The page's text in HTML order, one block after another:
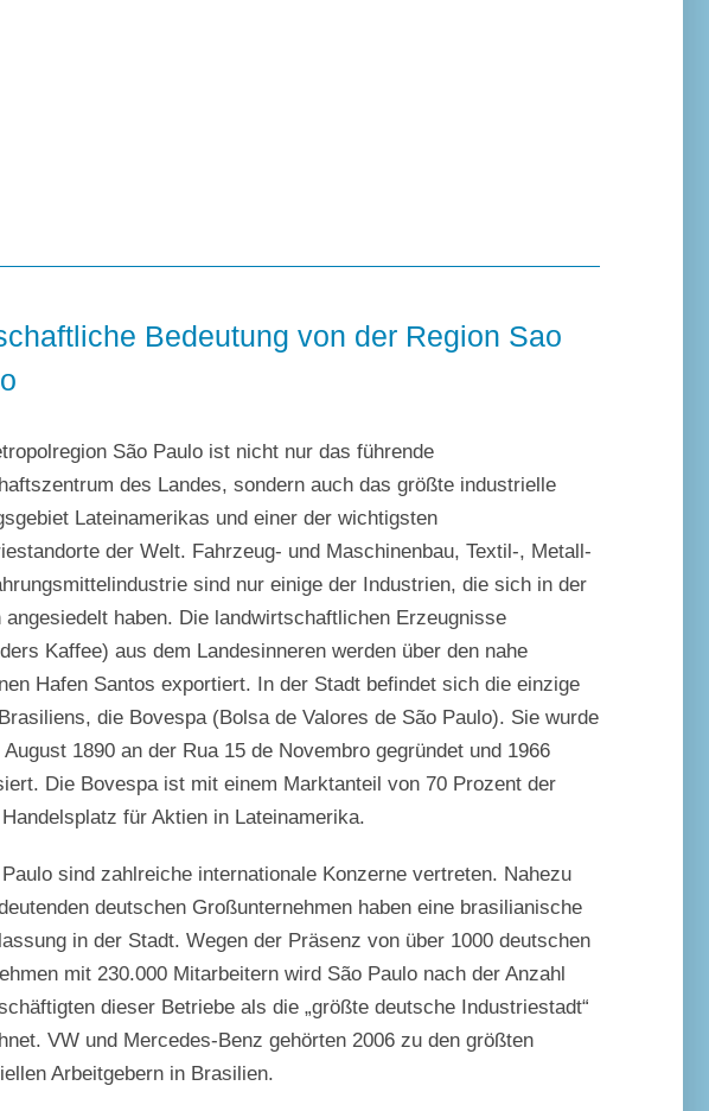
Bedeutung von der Region Sao
São Paulo ist nicht nur das führende
des Landes, sondern auch das größte industrielle
Lateinamerikas und einer der wichtigsten
der Welt. Fahrzeug- und Maschinenbau, Textil-, Metall-
sind nur einige der Industrien, die sich in der
angesiedelt haben. Die landwirtschaftlichen Erzeugnisse
Kaffee) aus dem Landesinneren werden über den nahe
Hafen Santos exportiert. In der Stadt befindet sich die einzige
die Bovespa (Bolsa de Valores de São Paulo). Sie wurde
August 1890 an der Rua 15 de Novembro gegründet und 1966
Die Bovespa ist mit einem Marktanteil von 70 Prozent der
für Aktien in Lateinamerika.
sind zahlreiche internationale Konzerne vertreten. Nahezu
deutschen Großunternehmen haben eine brasilianische
in der Stadt. Wegen der Präsenz von über 1000 deutschen
mit 230.000 Mitarbeitern wird São Paulo nach der Anzahl
dieser Betriebe als die „größte deutsche Industriestadt“
VW und Mercedes-Benz gehörten 2006 zu den größten
Arbeitgebern in Brasilien.